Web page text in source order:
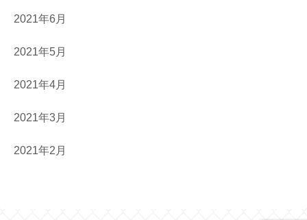
2021年6月
2021年5月
2021年4月
2021年3月
2021年2月